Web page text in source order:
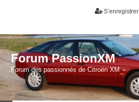
S’enregistrer
Forum PassionXM
Forum des passionnés de Citroën XM